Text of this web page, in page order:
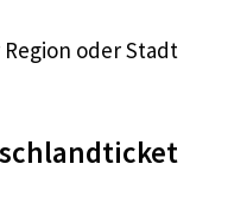
oder Stadt